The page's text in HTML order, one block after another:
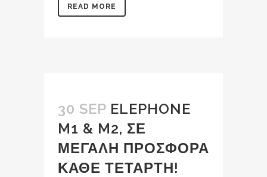
READ MORE
30 SEP ELEPHONE
M1 & M2, ΣΕ
ΜΕΓΑΛΗ ΠΡΟΣΦΟΡΑ
ΚΑΘΕ ΤΕΤΑΡΤΗ!